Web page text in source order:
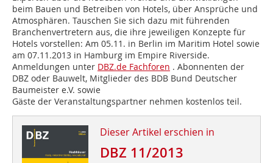
beim Bauen und Betreiben von Hotels, über Ansprüche und
Atmosphären. Tauschen Sie sich dazu mit führenden
Branchenvertretern aus, die ihre jeweiligen Konzepte für
Hotels vorstellen: Am 05.11. in Berlin im Maritim Hotel sowie
am 07.11.2013 in Hamburg im Empire Riverside.
Anmeldungen unter DBZ.de Fachforen . Abonnenten der
DBZ oder Bauwelt, Mitglieder des BDB Bund Deutscher
Baumeister e.V. sowie
Gäste der Veranstaltungspartner nehmen kostenlos teil.
Dieser Artikel erschien in
DBZ 11/2013